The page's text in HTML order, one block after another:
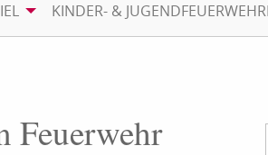
KINDER- &
Feuerwehr